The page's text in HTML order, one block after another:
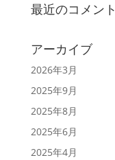
最近のコメント
アーカイブ
2026年3月
2025年9月
2025年8月
2025年6月
2025年4月